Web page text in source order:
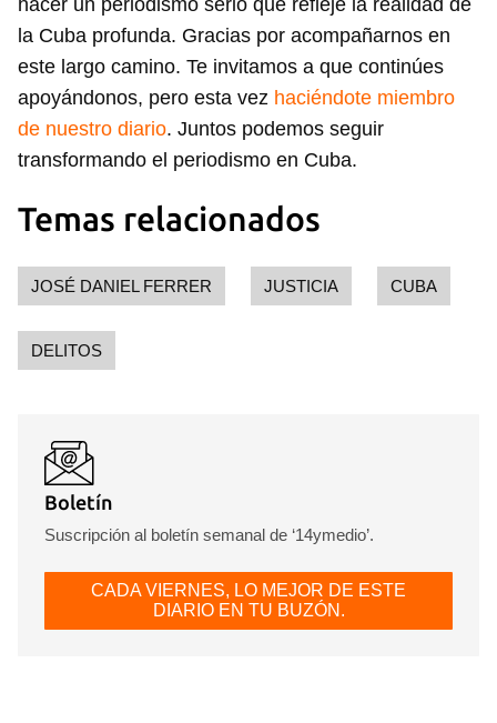
hacer un periodismo serio que refleje la realidad de
la Cuba profunda. Gracias por acompañarnos en
este largo camino. Te invitamos a que continúes
apoyándonos, pero esta vez haciéndote miembro
de nuestro diario. Juntos podemos seguir
transformando el periodismo en Cuba.
Temas relacionados
JOSÉ DANIEL FERRER JUSTICIA CUBA
DELITOS
Boletín
Suscripción al boletín semanal de ‘14ymedio’.
CADA VIERNES, LO MEJOR DE ESTE
DIARIO EN TU BUZÓN.